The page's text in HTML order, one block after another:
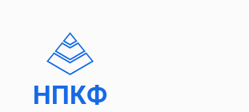
НПКФ